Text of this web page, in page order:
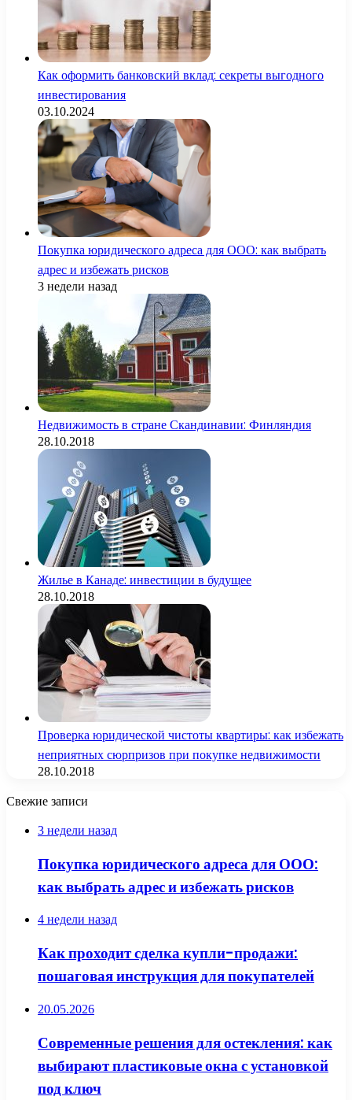
Как оформить банковский вклад: секреты выгодного
инвестирования
03.10.2024
Покупка юридического адреса для ООО: как выбрать
адрес и избежать рисков
3 недели назад
Недвижимость в стране Скандинавии: Финляндия
28.10.2018
Жилье в Канаде: инвестиции в будущее
28.10.2018
Проверка юридической чистоты квартиры: как избежать
неприятных сюрпризов при покупке недвижимости
28.10.2018
Свежие записи
3 недели назад
Покупка юридического адреса для ООО:
как выбрать адрес и избежать рисков
4 недели назад
Как проходит сделка купли-продажи:
пошаговая инструкция для покупателей
20.05.2026
Современные решения для остекления: как
выбирают пластиковые окна с установкой
под ключ